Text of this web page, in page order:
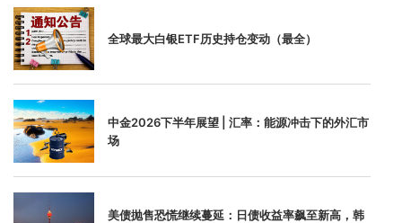
全球最大白银ETF历史持仓变动（最全）
中金2026下半年展望 | 汇率：能源冲击下的外汇市
场
美债抛售恐慌继续蔓延：日债收益率飙至新高，韩